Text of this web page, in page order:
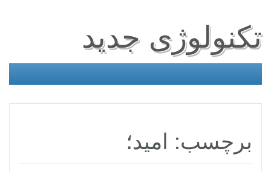
تکنولوژی جدید
برچسب: امید؛